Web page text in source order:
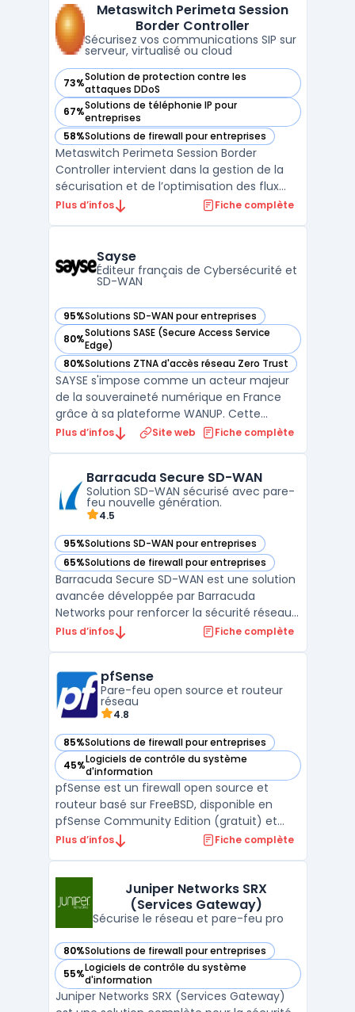
services publics, pour la gestion de
l’interface e ...
Metaswitch Perimeta Session
Border Controller
Sécurisez vos communications SIP sur
serveur, virtualisé ou cloud
73%Solution de protection contre les
attaques DDoS
— voir Metaswitch Perimeta Session Border Controller
67%Solutions de téléphonie IP pour
entreprises
— voir Metaswitch Perimeta Session Border Controller
58%Solutions de firewall pour entreprises
— voir Metaswitch Perimeta Session Border Controller
Metaswitch Perimeta Session Border
Controller intervient dans la gestion de la
sécurisation et de l’optimisation des flux
voix sur réseaux opérateurs et entreprises.
contrôlant le trafic télécom. Les opérateurs
mob ...
Plus d’infos Fiche complète
Sayse
Éditeur français de Cybersécurité et
SD-WAN
95%Solutions SD-WAN pour entreprises
— voir Sayse dans cette catégorie
80%Solutions SASE (Secure Access Service
Edge)
— voir Sayse dans cette catégorie
80%Solutions ZTNA d'accès réseau Zero Trust
— voir Sayse dans cette catégorie
SAYSE s'impose comme un acteur majeur
de la souveraineté numérique en France
grâce à sa plateforme WANUP. Cette
solution de SD-WAN permet aux entreprises
plusieurs types d'accès comme la fibre
optique, la 4G/5G ou le satel ...
Plus d’infos Site web Fiche complète
Barracuda Secure SD-WAN
Solution SD-WAN sécurisé avec pare-
feu nouvelle génération.
4.5
95%Solutions SD-WAN pour entreprises
— voir Barracuda Secure SD-WAN dans cette catégorie
65%Solutions de firewall pour entreprises
— voir Barracuda Secure SD-WAN dans cette catégorie
Barracuda Secure SD-WAN est une solution
avancée développée par Barracuda
Networks pour renforcer la sécurité réseau
et optimiser la connectivité des entreprises.
fonctionnalités de pare-feu nouvelle
génération, garantis ...
Plus d’infos Fiche complète
pfSense
Pare-feu open source et routeur
réseau
4.8
85%Solutions de firewall pour entreprises
— voir pfSense dans cette catégorie
45%Logiciels de contrôle du système
d'information
— voir pfSense dans cette catégorie
pfSense est un firewall open source et
routeur basé sur FreeBSD, disponible en
pfSense Community Edition (gratuit) et
pfSense Plus (avec services et support). La
Pour les organisations cherchant une
consolidation rése ...
Plus d’infos Fiche complète
Juniper Networks SRX
(Services Gateway)
Sécurise le réseau et pare-feu pro
80%Solutions de firewall pour entreprises
— voir Juniper Networks SRX (Services Gateway) dans
55%Logiciels de contrôle du système
d'information
— voir Juniper Networks SRX (Services Gateway) dans
Juniper Networks SRX (Services Gateway)